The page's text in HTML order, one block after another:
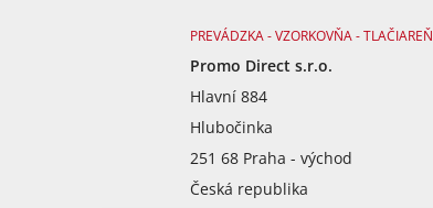
PREVÁDZKA - VZORKOVŇA - TLAČIAREŇ
Promo Direct s.r.o.
Hlavní 884
Hlubočinka
251 68 Praha - východ
Česká republika